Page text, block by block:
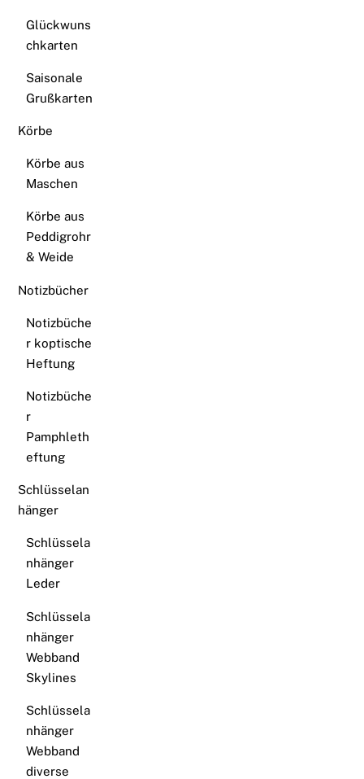
Glückwuns
chkarten
Saisonale
Grußkarten
Körbe
Körbe aus
Maschen
Körbe aus
Peddigrohr
& Weide
Notizbücher
Notizbüche
r koptische
Heftung
Notizbüche
r
Pamphleth
eftung
Schlüsselan
hänger
Schlüssela
nhänger
Leder
Schlüssela
nhänger
Webband
Skylines
Schlüssela
nhänger
Webband
diverse